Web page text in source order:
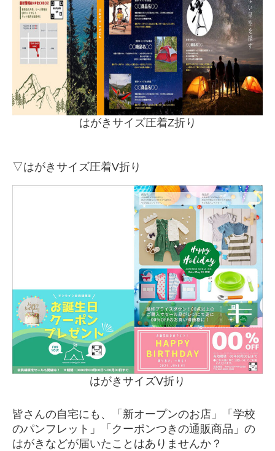
はがきサイズ圧着Z折り
▽はがきサイズ圧着V折り
はがきサイズV折り
皆さんの自宅にも、「新オープンのお店」「学校
のパンフレット」「クーポンつきの通販商品」の
はがきなどが届いたことはありませんか？